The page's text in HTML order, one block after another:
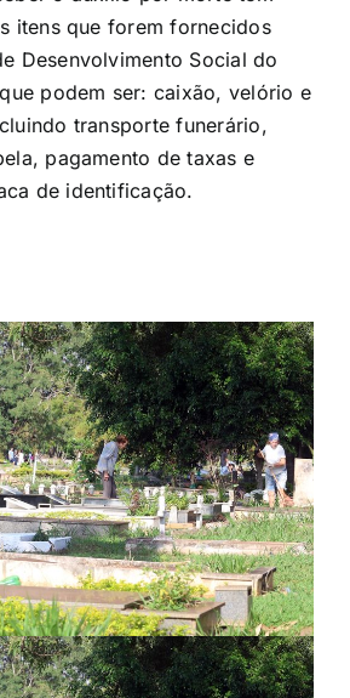
itens que forem fornecidos
Desenvolvimento Social do
podem ser: caixão, velório e
transporte funerário,
pagamento de taxas e
de identificação.